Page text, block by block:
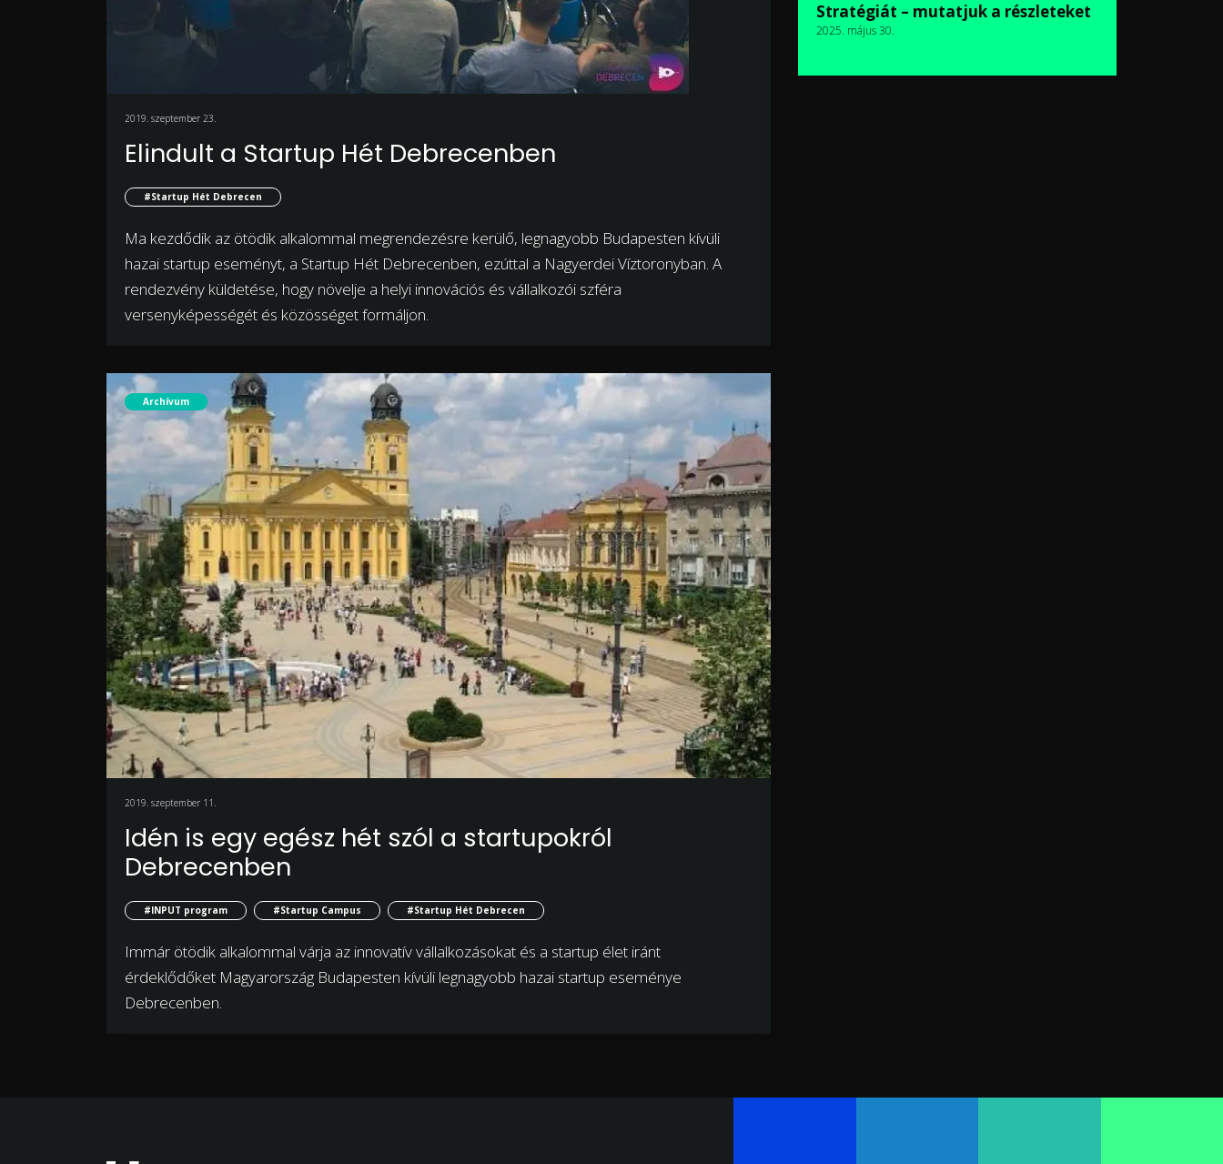
2019. szeptember 23.
Elindult a Startup Hét Debrecenben
#Startup Hét Debrecen
Ma kezdődik az ötödik alkalommal megrendezésre kerülő, legnagyobb Budapesten kívüli
hazai startup eseményt, a Startup Hét Debrecenben, ezúttal a Nagyerdei Víztoronyban. A
rendezvény küldetése, hogy növelje a helyi innovációs és vállalkozói szféra
versenyképességét és közösséget formáljon.
Archívum
2019. szeptember 11.
Idén is egy egész hét szól a startupokról
Debrecenben
#INPUT program #Startup Campus #Startup Hét Debrecen
Immár ötödik alkalommal várja az innovatív vállalkozásokat és a startup élet iránt
érdeklődőket Magyarország Budapesten kívüli legnagyobb hazai startup eseménye
Debrecenben.
Stratégiát – mutatjuk a részleteket
2025. május 30.